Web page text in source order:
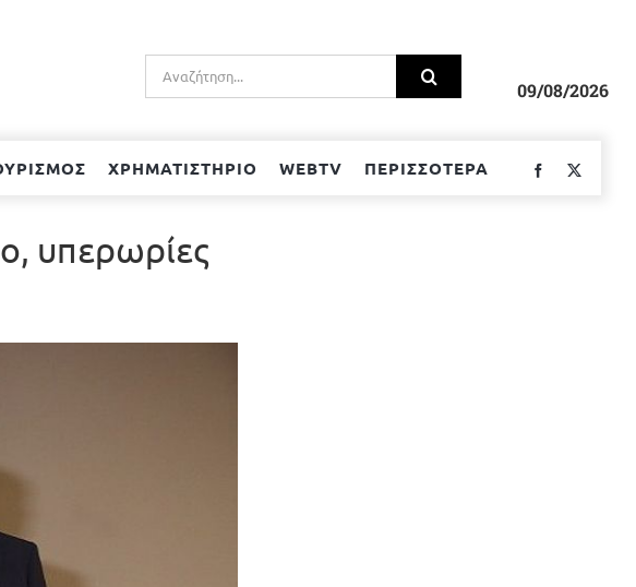
Αναζήτηση
για:
09/08/2026
ΧΡΗΜΑΤΙΣΤΗΡΙΟ WEBTV ΠΕΡΙΣΣΟΤΕΡΑ Facebook
υπερωρίες